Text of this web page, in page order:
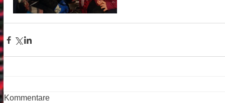
Kommentare